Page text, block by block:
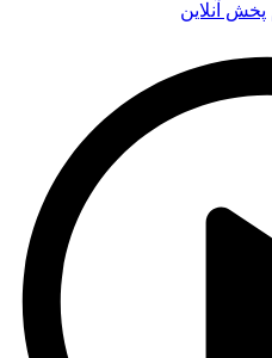
پخش آنلاین